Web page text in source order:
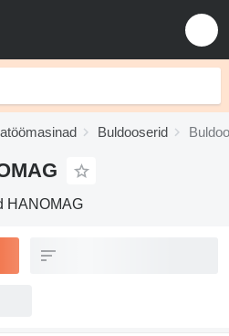
Buldooserid
HANOMAG